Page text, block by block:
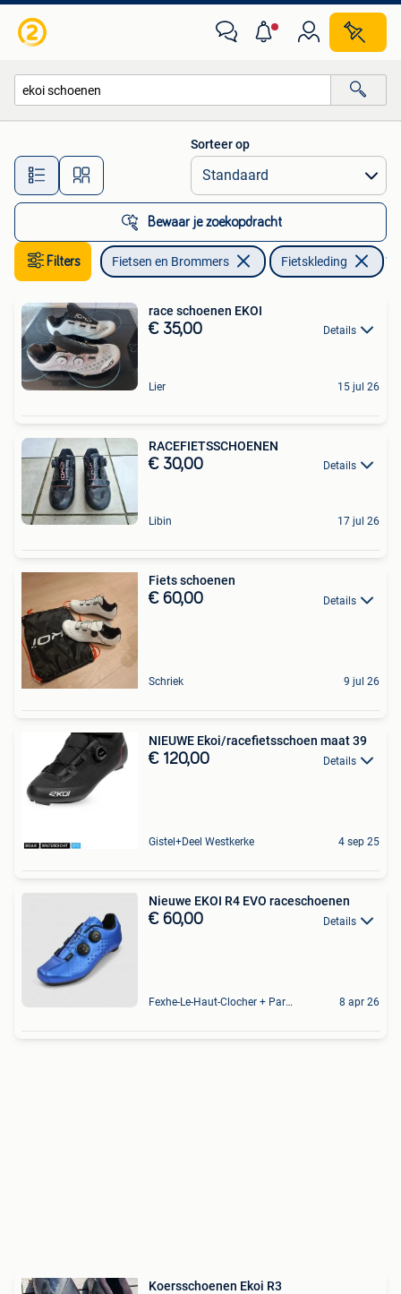
Alle afstanden…
Sorteer op
Bewaar je zoekopdracht
Filters Fietsen en Brommers Fietskleding
race schoenen EKOI
€ 35,00 Details
Lier 15 jul 26
RACEFIETSSCHOENEN
€ 30,00 Details
Libin 17 jul 26
Fiets schoenen
€ 60,00 Details
Schriek 9 jul 26
NIEUWE Ekoi/racefietsschoen maat 39
€ 120,00 Details
Gistel+Deel Westkerke 4 sep 25
Nieuwe EKOI R4 EVO raceschoenen
€ 60,00 Details
Fexhe-Le-Haut-Clocher + Partie De Momalle 8 apr 26
Koersschoenen Ekoi R3